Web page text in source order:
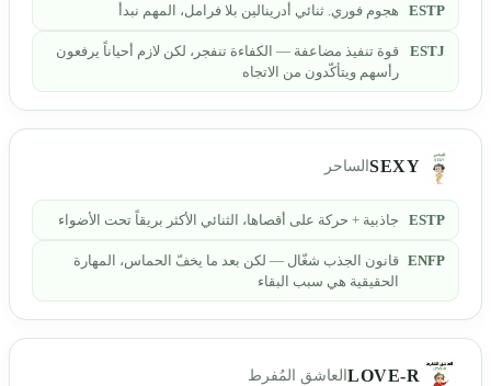
ESTP هجوم فوري. ثنائي أدرينالين بلا فرامل، المهم نبدأ
ESTJ
قوة تنفيذ مضاعفة — الكفاءة تنفجر، لكن لازم أحياناً يرفعون
رأسهم ويتأكّدون من الاتجاه
SEXY الساحر
ESTP جاذبية + حركة على أقصاها، الثنائي الأكثر بريقاً تحت الأضواء
ENFP قانون الجذب شغّال — لكن بعد ما يخفّ الحماس، المهارة
الحقيقية هي سبب البقاء
LOVE-R العاشق المُفرط